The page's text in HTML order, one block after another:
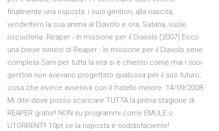
finalmente una risposta: i suoi genitori, alla nascita,
vendettero la sua anima al Diavolo e ora, Satana, vuole
riscuoterla. Reaper - In missione per il Diavolo (2007) Ecco
una breve sintesi di Reaper - In missione per il Diavolo serie
completa Sam per tutta la vita si è chiesto come mai i suoi
genitori non avevano progettato qualcosa per il suo futuro,
cosa che invece avveniva con il fratello minore. 14/09/2008 ·
Mi dite dove posso scaricare TUTTA la prima stagione di
REAPER gratis!! NON su programmi come EMULE o
UTORRENT!! 10pt se la risposta è soddisfaciente!